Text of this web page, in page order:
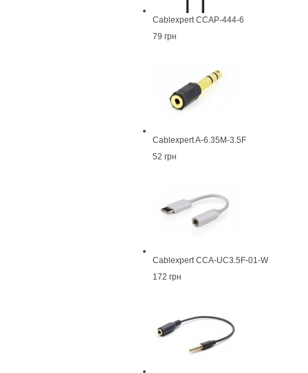
Cablexpert CCAP-444-6
79 грн
Cablexpert A-6.35M-3.5F
52 грн
Cablexpert CCA-UC3.5F-01-W
172 грн